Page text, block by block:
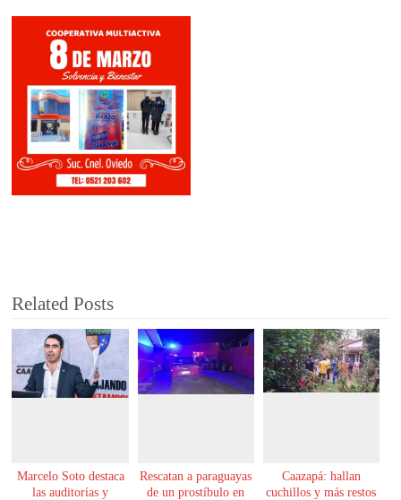
Related Posts
Marcelo Soto destaca
las auditorías y
Rescatan a paraguayas
de un prostíbulo en
Caazapá: hallan
cuchillos y más restos